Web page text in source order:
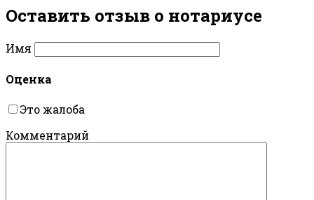
Оставить отзыв о нотариусe
Имя
Оценка
Это жалоба
Комментарий